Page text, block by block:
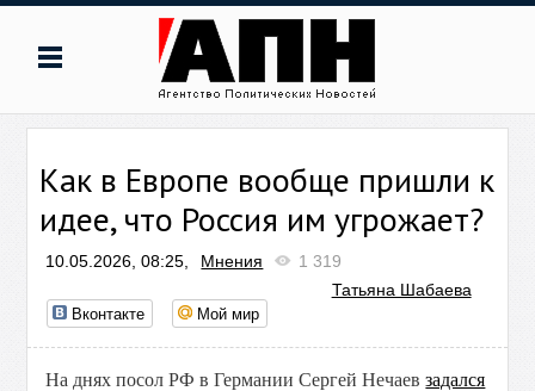
Как в Европе вообще пришли к
идее, что Россия им угрожает?
10.05.2026, 08:25, Мнения
1 319
Татьяна Шабаева
Вконтакте Мой мир
На днях посол РФ в Германии Сергей Нечаевзадался